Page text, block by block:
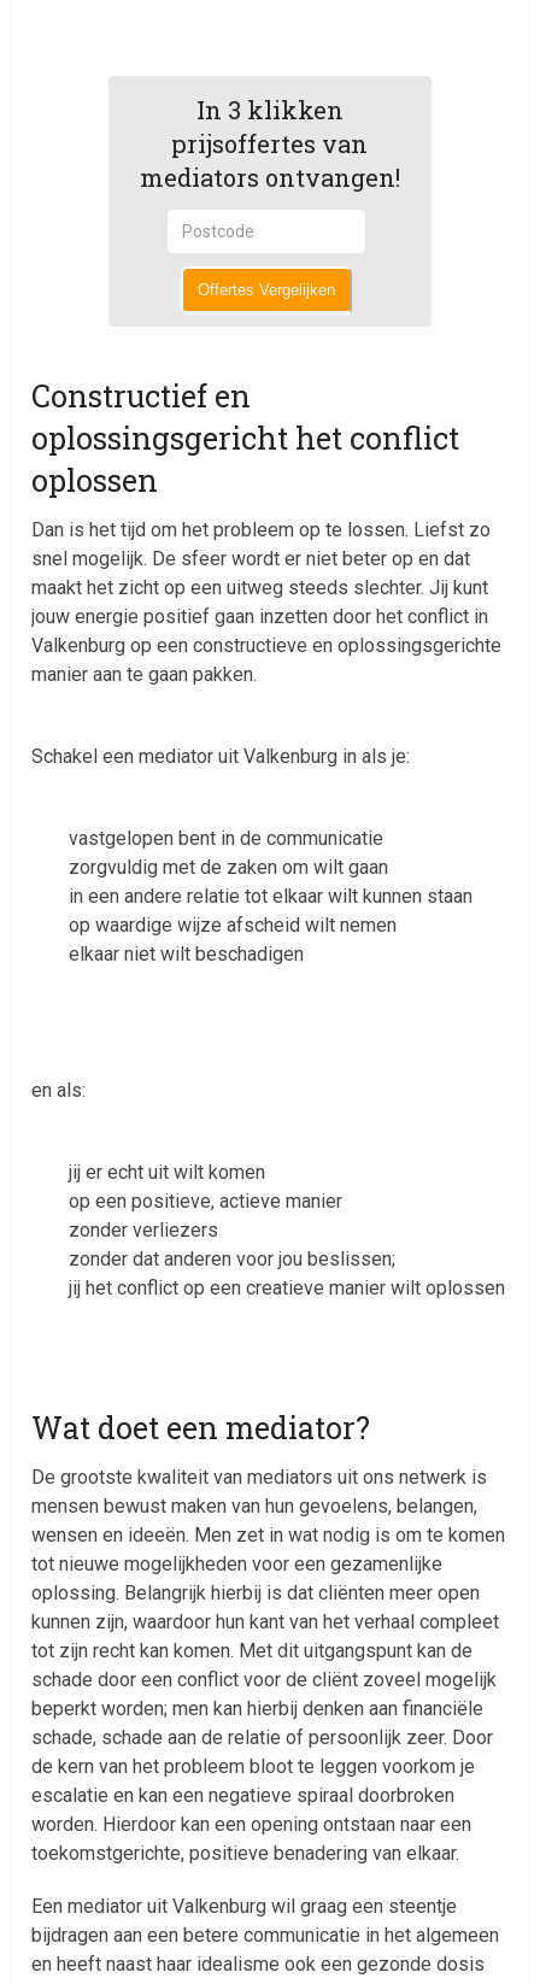
In 3 klikken
prijsoffertes van
mediators ontvangen!
Offertes Vergelijken
Constructief en
oplossingsgericht het conflict
oplossen
Dan is het tijd om het probleem op te lossen. Liefst zo
snel mogelijk. De sfeer wordt er niet beter op en dat
maakt het zicht op een uitweg steeds slechter. Jij kunt
jouw energie positief gaan inzetten door het conflict in
Valkenburg op een constructieve en oplossingsgerichte
manier aan te gaan pakken.
Schakel een mediator uit Valkenburg in als je:
vastgelopen bent in de communicatie
zorgvuldig met de zaken om wilt gaan
in een andere relatie tot elkaar wilt kunnen staan
op waardige wijze afscheid wilt nemen
elkaar niet wilt beschadigen
en als:
jij er echt uit wilt komen
op een positieve, actieve manier
zonder verliezers
zonder dat anderen voor jou beslissen;
jij het conflict op een creatieve manier wilt oplossen
Wat doet een mediator?
De grootste kwaliteit van mediators uit ons netwerk is
mensen bewust maken van hun gevoelens, belangen,
wensen en ideeën. Men zet in wat nodig is om te komen
tot nieuwe mogelijkheden voor een gezamenlijke
oplossing. Belangrijk hierbij is dat cliënten meer open
kunnen zijn, waardoor hun kant van het verhaal compleet
tot zijn recht kan komen. Met dit uitgangspunt kan de
schade door een conflict voor de cliënt zoveel mogelijk
beperkt worden; men kan hierbij denken aan financiële
schade, schade aan de relatie of persoonlijk zeer. Door
de kern van het probleem bloot te leggen voorkom je
escalatie en kan een negatieve spiraal doorbroken
worden. Hierdoor kan een opening ontstaan naar een
toekomstgerichte, positieve benadering van elkaar.
Een mediator uit Valkenburg wil graag een steentje
bijdragen aan een betere communicatie in het algemeen
en heeft naast haar idealisme ook een gezonde dosis